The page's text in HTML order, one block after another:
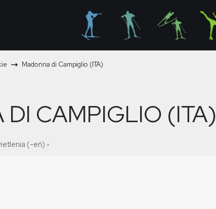
Madonna di Campiglio (ITA)
CAMPIGLIO (ITA)
(-eń)